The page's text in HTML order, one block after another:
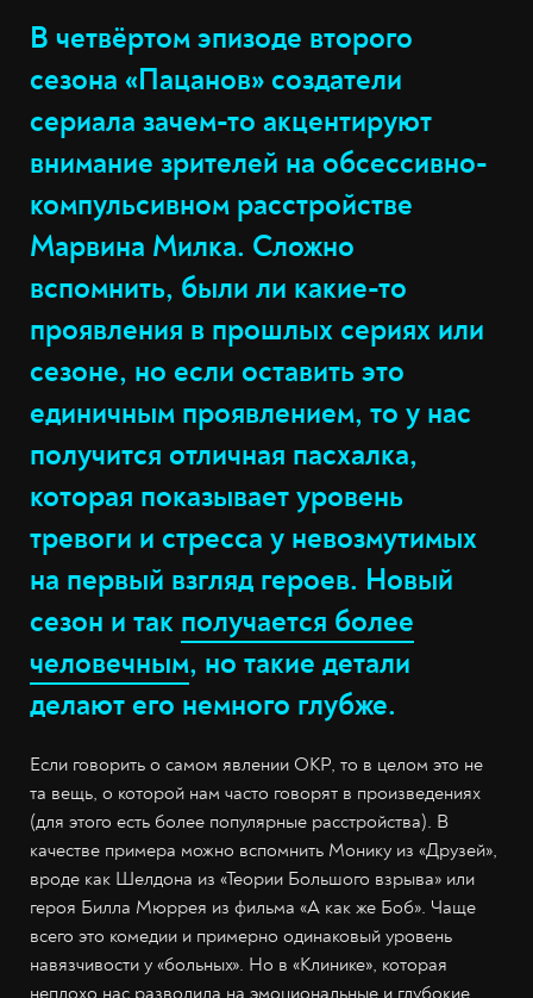
В четвёртом эпизоде второго
сезона «Пацанов» создатели
сериала зачем-то акцентируют
внимание зрителей на обсессивно-
компульсивном расстройстве
Марвина Милка. Сложно
вспомнить, были ли какие-то
проявления в прошлых сериях или
сезоне, но если оставить это
единичным проявлением, то у нас
получится отличная пасхалка,
которая показывает уровень
тревоги и стресса у невозмутимых
на первый взгляд героев. Новый
сезон и так получается более
человечным, но такие детали
делают его немного глубже.
Если говорить о самом явлении ОКР, то в целом это не
та вещь, о которой нам часто говорят в произведениях
(для этого есть более популярные расстройства). В
качестве примера можно вспомнить Монику из «Друзей»,
вроде как Шелдона из «Теории Большого взрыва» или
героя Билла Мюррея из фильма «А как же Боб». Чаще
всего это комедии и примерно одинаковый уровень
навязчивости у «больных». Но в «Клинике», которая
неплохо нас разводила на эмоциональные и глубокие